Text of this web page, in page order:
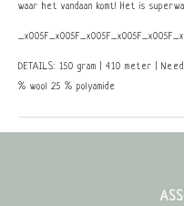
waar het vandaan komt! Het is
DETAILS: 150 gram | 410 meter |
% wool 25 % polyamide